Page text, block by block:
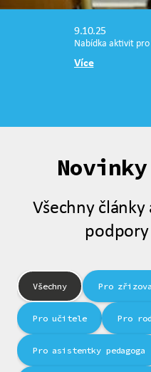
9.10.25
Nabídka aktivit
Více
Všechny
Všechny Pro
Pro učitele Pro
Pro asistentky pedagoga